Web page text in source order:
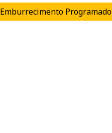
Emburrecimento Programado